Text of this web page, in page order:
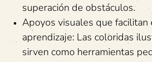
superación de obstáculos.
Apoyos visuales que facilitan
aprendizaje: Las coloridas
sirven como herramientas